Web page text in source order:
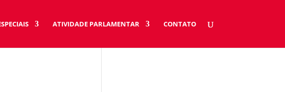
ATIVIDADE PARLAMENTAR CONTATO